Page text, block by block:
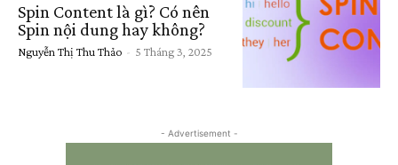
Spin Content là gì? Có nên
Spin nội dung hay không?
Nguyễn Thị Thu Thảo - 5 Tháng 3, 2025
- Advertisement -